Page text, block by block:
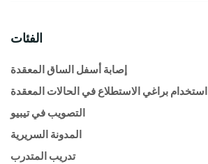
الفئات
إصابة أسفل الساق المعقدة
استخدام براغي الاستطلاع في الحالات المعقدة
التصويب في تيبيو
المدونة السريرية
تدريب المتدرب